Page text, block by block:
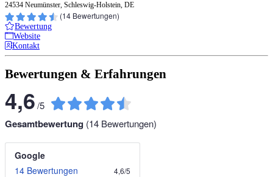
24534 Neumünster, Schleswig-Holstein, DE
(14 Bewertungen)
Bewertung
Website
Kontakt
Bewertungen & Erfahrungen
4,6/5
Gesamtbewertung (14 Bewertungen)
Google
14 Bewertungen
4,6/5